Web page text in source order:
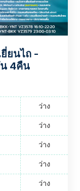
ยนไถ -
น 4คืน
ว่าง
ว่าง
ว่าง
ว่าง
ว่าง